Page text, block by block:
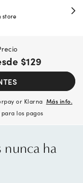
$129
or Klarna Más info.
los pagos
nunca ha